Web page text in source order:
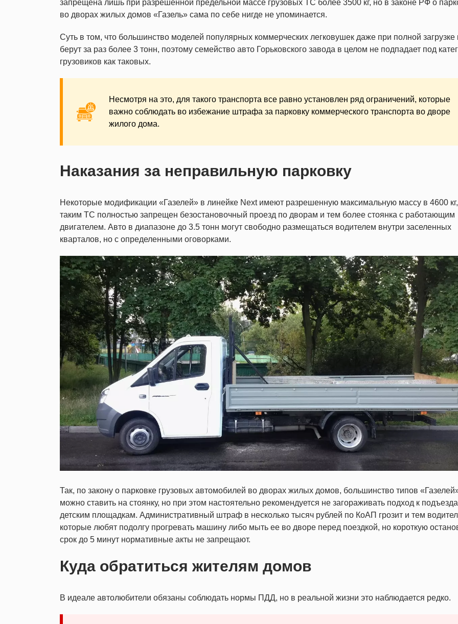
запрещена лишь при разрешенной предельной массе грузовых ТС более 3500 кг, но в законе РФ о
во дворах жилых домов «Газель» сама по себе нигде не упоминается.
Суть в том, что большинство моделей популярных коммерческих легковушек даже при полной загрузке
берут за раз более 3 тонн, поэтому семейство авто Горьковского завода в целом не подпадает под
грузовиков как таковых.
Несмотря на это, для такого транспорта все равно установлен ряд ограничений, которые
важно соблюдать во избежание штрафа за парковку коммерческого транспорта во дворе
жилого дома.
Наказания за неправильную парковку
Некоторые модификации «Газелей» в линейке Next имеют разрешенную максимальную массу в 4600
таким ТС полностью запрещен безостановочный проезд по дворам и тем более стоянка с работающим
двигателем. Авто в диапазоне до 3.5 тонн могут свободно размещаться водителем внутри заселенных
кварталов, но с определенными оговорками.
Так, по закону о парковке грузовых автомобилей во дворах жилых домов, большинство типов
можно ставить на стоянку, но при этом настоятельно рекомендуется не загораживать подход к
детским площадкам. Административный штраф в несколько тысяч рублей по КоАП грозит и тем
которые любят подолгу прогревать машину либо мыть ее во дворе перед поездкой, но короткую
срок до 5 минут нормативные акты не запрещают.
Куда обратиться жителям домов
В идеале автолюбители обязаны соблюдать нормы ПДД, но в реальной жизни это наблюдается редко.